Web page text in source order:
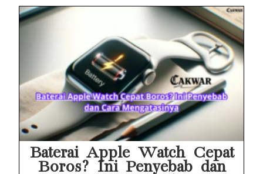
Baterai Apple Watch Cepat
Boros? Ini Penyebab dan